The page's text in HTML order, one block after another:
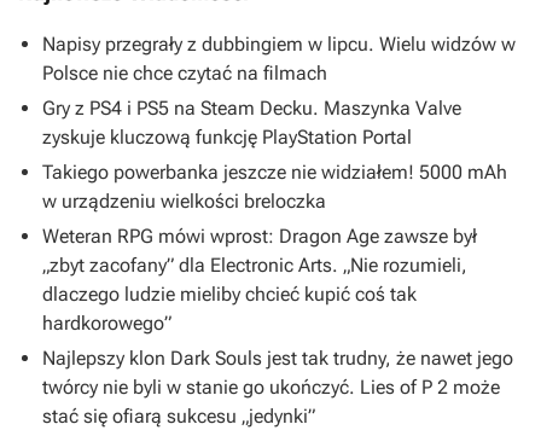
Napisy przegrały z dubbingiem w lipcu. Wielu widzów w
Polsce nie chce czytać na filmach
Gry z PS4 i PS5 na Steam Decku. Maszynka Valve
zyskuje kluczową funkcję PlayStation Portal
Takiego powerbanka jeszcze nie widziałem! 5000 mAh
w urządzeniu wielkości breloczka
Weteran RPG mówi wprost: Dragon Age zawsze był
„zbyt zacofany” dla Electronic Arts. „Nie rozumieli,
dlaczego ludzie mieliby chcieć kupić coś tak
hardkorowego”
Najlepszy klon Dark Souls jest tak trudny, że nawet jego
twórcy nie byli w stanie go ukończyć. Lies of P 2 może
stać się ofiarą sukcesu „jedynki”